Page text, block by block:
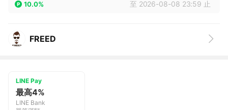
10.0% 至 2026-08-08 23:59 止
FREED
LINE Pay
最高4%
LINE Bank